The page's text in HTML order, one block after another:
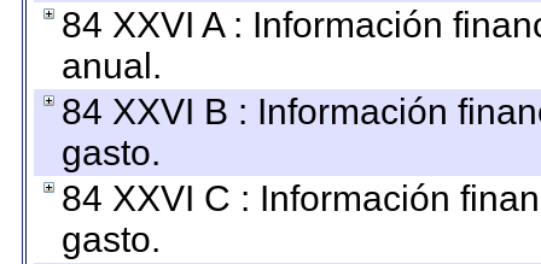
84 XXVI A : Información
anual.
84 XXVI B : Información
gasto.
84 XXVI C : Información
gasto.